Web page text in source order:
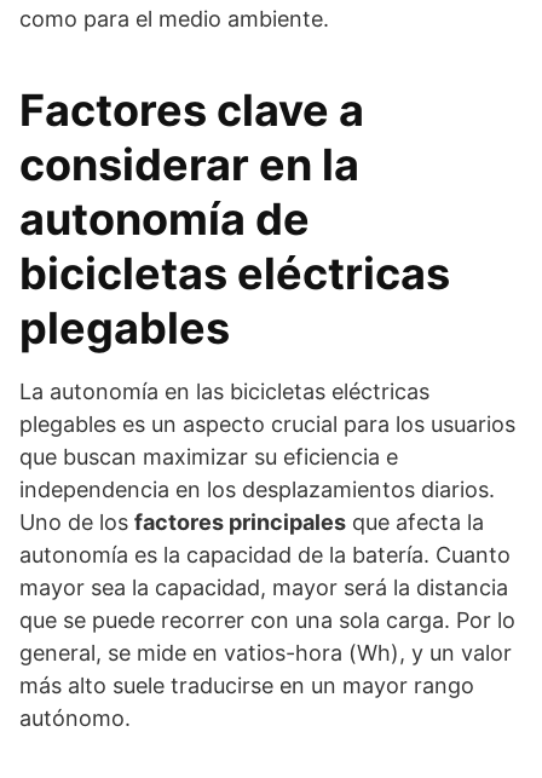
como para el medio ambiente.
Factores clave a
considerar en la
autonomía de
bicicletas eléctricas
plegables
La autonomía en las bicicletas eléctricas
plegables es un aspecto crucial para los usuarios
que buscan maximizar su eficiencia e
independencia en los desplazamientos diarios.
Uno de los factores principales que afecta la
autonomía es la capacidad de la batería. Cuanto
mayor sea la capacidad, mayor será la distancia
que se puede recorrer con una sola carga. Por lo
general, se mide en vatios-hora (Wh), y un valor
más alto suele traducirse en un mayor rango
autónomo.